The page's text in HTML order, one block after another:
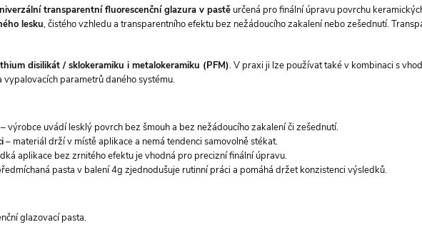
transparentní fluorescenční glazura v pastě určená pro finální úpravu povrchu
lesku, čistého vzhledu a transparentního efektu bez nežádoucího zakalení nebo zešednutí.
disilikát / sklokeramiku i metalokeramiku (PFM). V praxi ji lze používat také v kombinaci s
parametrů daného systému.
– výrobce uvádí lesklý povrch bez šmouh a bez nežádoucího zakalení či zešednutí.
– materiál drží v místě aplikace a nemá tendenci samovolně stékat.
aplikace bez zrnitého efektu je vhodná pro precizní finální úpravu.
pasta v balení 4g zjednodušuje rutinní práci a pomáhá držet konzistenci výsledků.
glazovací pasta.